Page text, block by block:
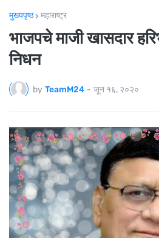
मुख्यपृष्ठ महाराष्ट्र
भाजपचे माजी खासदार
निधन
by TeamM24 - जून १६, २०२०